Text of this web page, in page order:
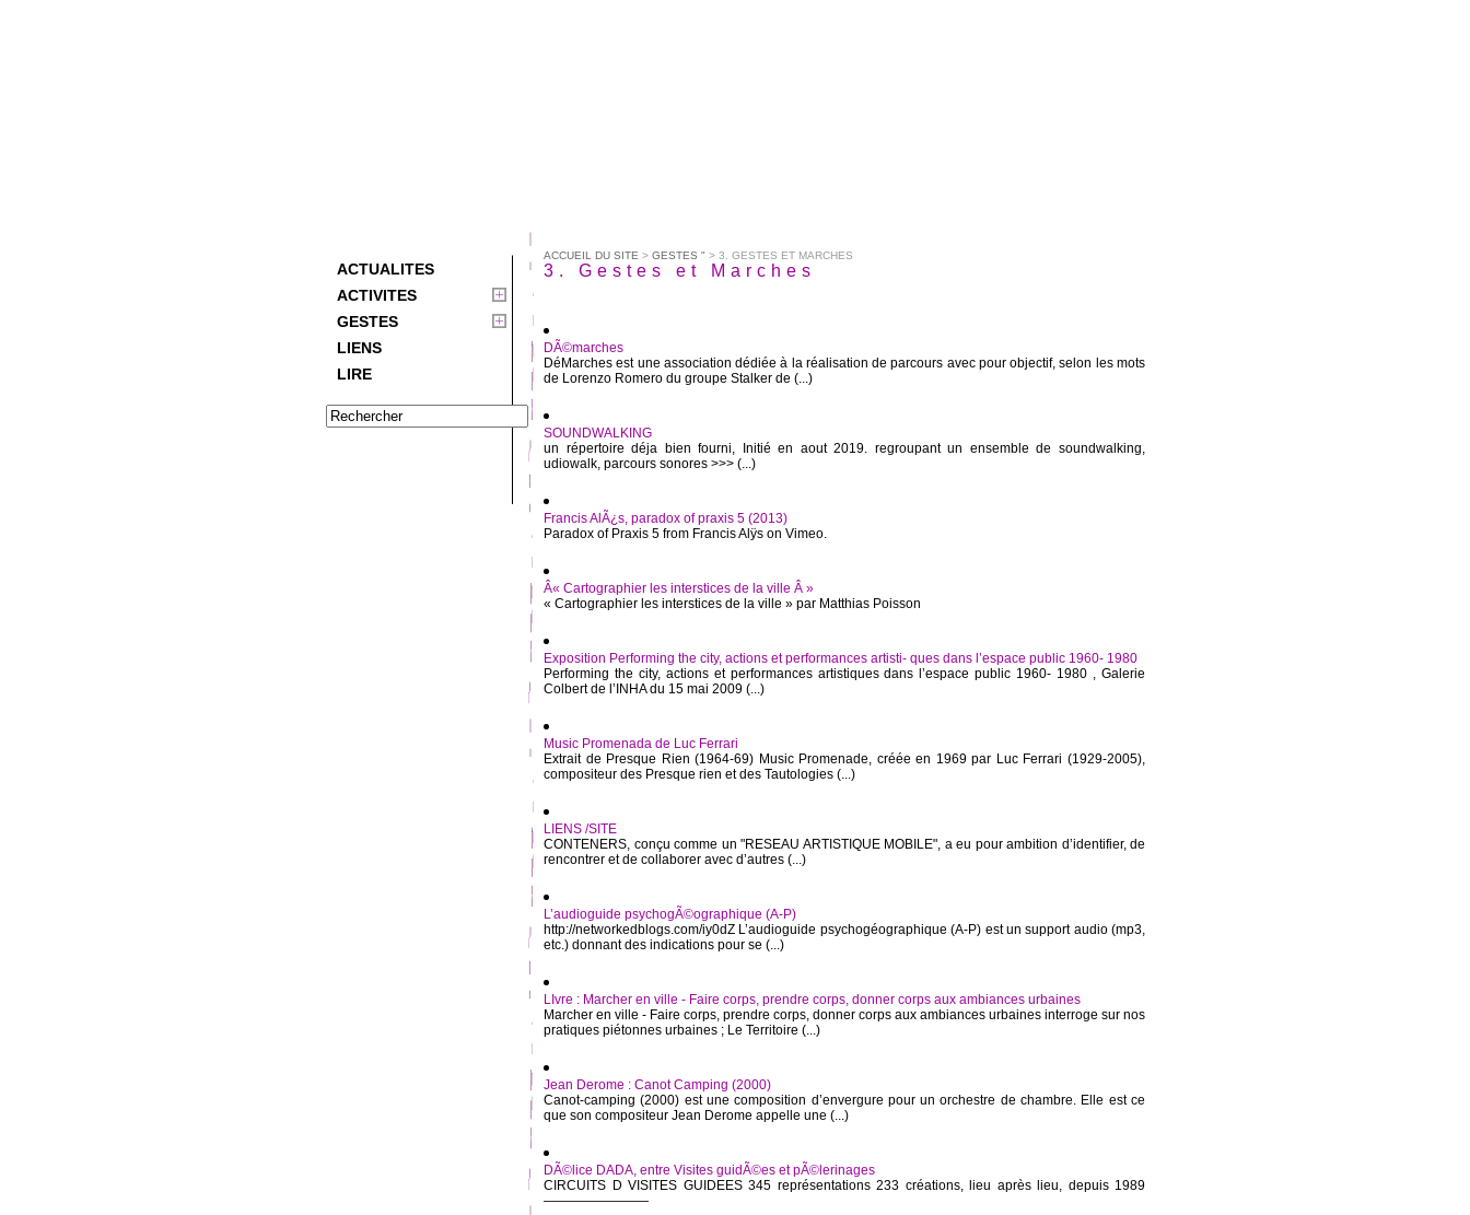
ACTUALITES
ACTIVITES
GESTES
LIENS
LIRE
ACCUEIL DU SITE > GESTES " > 3. GESTES ET MARCHES
3. Gestes et Marches
DÃ©marches
DéMarches est une association dédiée à la réalisation de parcours avec pour objectif, selon les mots
de Lorenzo Romero du groupe Stalker de (...)
SOUNDWALKING
un répertoire déja bien fourni, Initié en aout 2019. regroupant un ensemble de soundwalking,
udiowalk, parcours sonores >>> (...)
Francis AlÃ¿s, paradox of praxis 5 (2013)
Paradox of Praxis 5 from Francis Alÿs on Vimeo.
Â« Cartographier les interstices de la ville Â »
« Cartographier les interstices de la ville » par Matthias Poisson
Exposition Performing the city, actions et performances artisti- ques dans l’espace public 1960- 1980
Performing the city, actions et performances artistiques dans l’espace public 1960- 1980 , Galerie
Colbert de l’INHA du 15 mai 2009 (...)
Music Promenada de Luc Ferrari
Extrait de Presque Rien (1964-69) Music Promenade, créée en 1969 par Luc Ferrari (1929-2005),
compositeur des Presque rien et des Tautologies (...)
LIENS /SITE
CONTENERS, conçu comme un "RESEAU ARTISTIQUE MOBILE", a eu pour ambition d’identifier, de
rencontrer et de collaborer avec d’autres (...)
L’audioguide psychogÃ©ographique (A-P)
http://networkedblogs.com/iy0dZ L’audioguide psychogéographique (A-P) est un support audio (mp3,
etc.) donnant des indications pour se (...)
LIvre : Marcher en ville - Faire corps, prendre corps, donner corps aux ambiances urbaines
Marcher en ville - Faire corps, prendre corps, donner corps aux ambiances urbaines interroge sur nos
pratiques piétonnes urbaines ; Le Territoire (...)
Jean Derome : Canot Camping (2000)
Canot-camping (2000) est une composition d’envergure pour un orchestre de chambre. Elle est ce
que son composi­teur Jean Derome appelle une (...)
DÃ©lice DADA, entre Visites guidÃ©es et pÃ©lerinages
CIRCUITS D VISITES GUIDEES 345 représentations 233 créations, lieu après lieu, depuis 1989
————————